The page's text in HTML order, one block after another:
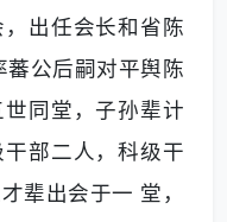
出任会长和省陈
蕃公后嗣对平舆陈
同堂，子孙辈计
部二人，科级干
辈出会于一 堂，